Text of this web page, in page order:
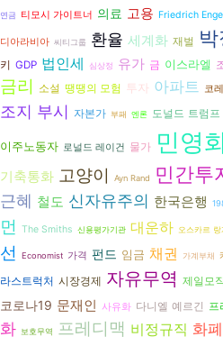
연금 티모시 가이트너 의료 고용 Friedrich
디아라비아 씨티그룹 환율 세계화 재벌
키 GDP 법인세 심상정 유가 금 이스라엘
금리 소설 땡땡의 모험 투자 아파트 코
조지 부시 자본가 부패 엔론 도널드 트럼프
이주노동자 로널드 레이건 물가 민영
기축통화 고양이 Ayn Rand 민간투
근혜 철도 신자유주의 한국은행
먼
The Smiths 신용평가기관 대운하 오스카르 랑
선
Economist 가격 펀드 임금 채권 가계부채
라스트럭처 시장경제 자유무역 제일모
코로나19 문재인 사유화 다니엘 예르긴 프
화 보호무역 프레디맥 비정규직 화폐